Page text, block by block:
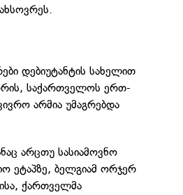
დებიუტანტის სახელით
საქართველოს ერთ-
არმია უმაგრებდა
არცთუ სასიამოვნო
ეტაპზე, ბელგიამ ორჯერ
ქართველმა